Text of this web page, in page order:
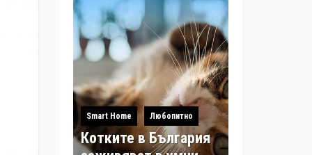
Smart Home Любопитно
Котките в България